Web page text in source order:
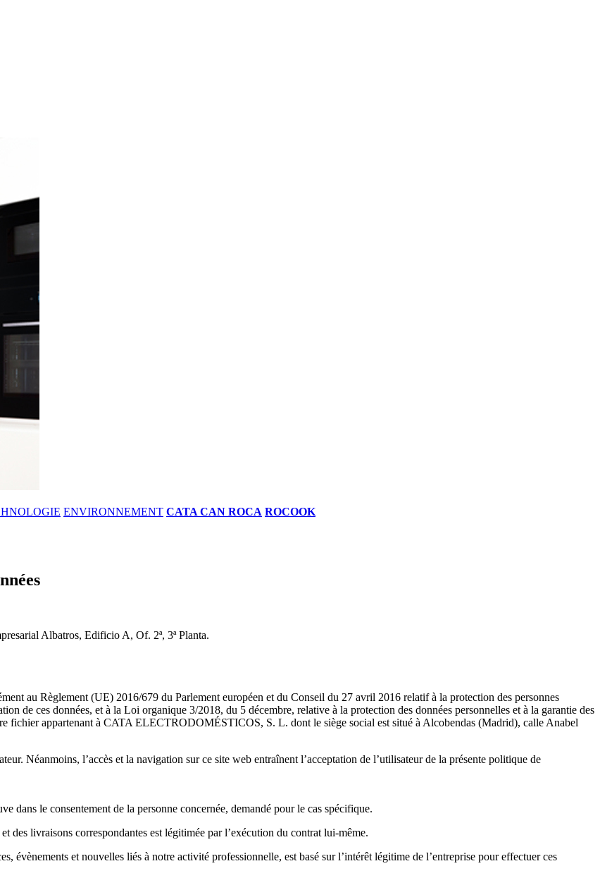
ENVIRONNEMENT CATA CAN ROCA ROCOOK
Albatros, Edificio A, Of. 2ª, 3ª Planta.
au Règlement (UE) 2016/679 du Parlement européen et du Conseil du 27 avril 2016 relatif à la protection des personnes
de ces données, et à la Loi organique 3/2018, du 5 décembre, relative à la protection des données personnelles et à la garantie des
fichier appartenant à CATA ELECTRODOMÉSTICOS, S. L. dont le siège social est situé à Alcobendas (Madrid), calle Anabel
Néanmoins, l’accès et la navigation sur ce site web entraînent l’acceptation de l’utilisateur de la présente politique de
dans le consentement de la personne concernée, demandé pour le cas spécifique.
des livraisons correspondantes est légitimée par l’exécution du contrat lui-même.
évènements et nouvelles liés à notre activité professionnelle, est basé sur l’intérêt légitime de l’entreprise pour effectuer ces